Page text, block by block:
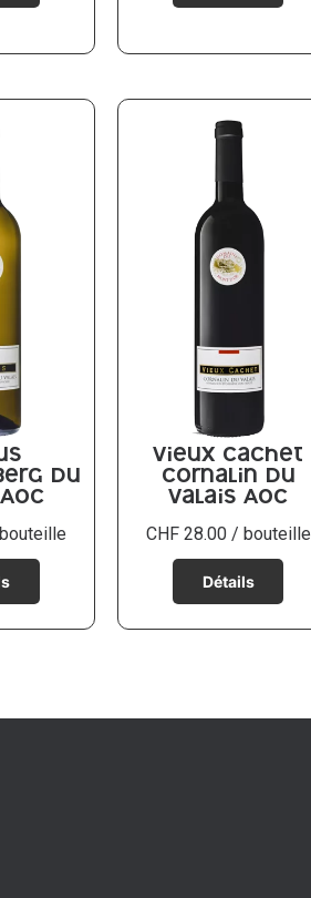
du
Vieux Cachet
Cornalin du
Valais AOC
CHF28.00 / bouteille